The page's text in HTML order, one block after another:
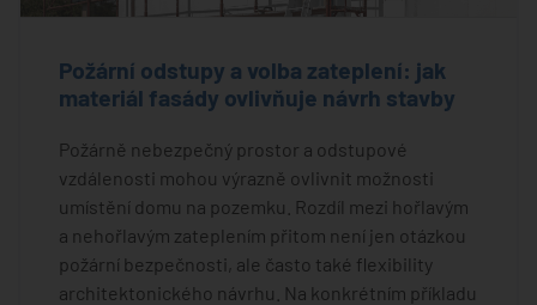
Požární odstupy a volba zateplení: jak
materiál fasády ovlivňuje návrh stavby
Požárně nebezpečný prostor a odstupové
vzdálenosti mohou výrazně ovlivnit možnosti
umístění domu na pozemku. Rozdíl mezi hořlavým
a nehořlavým zateplením přitom není jen otázkou
požární bezpečnosti, ale často také flexibility
architektonického návrhu. Na konkrétním příkladu